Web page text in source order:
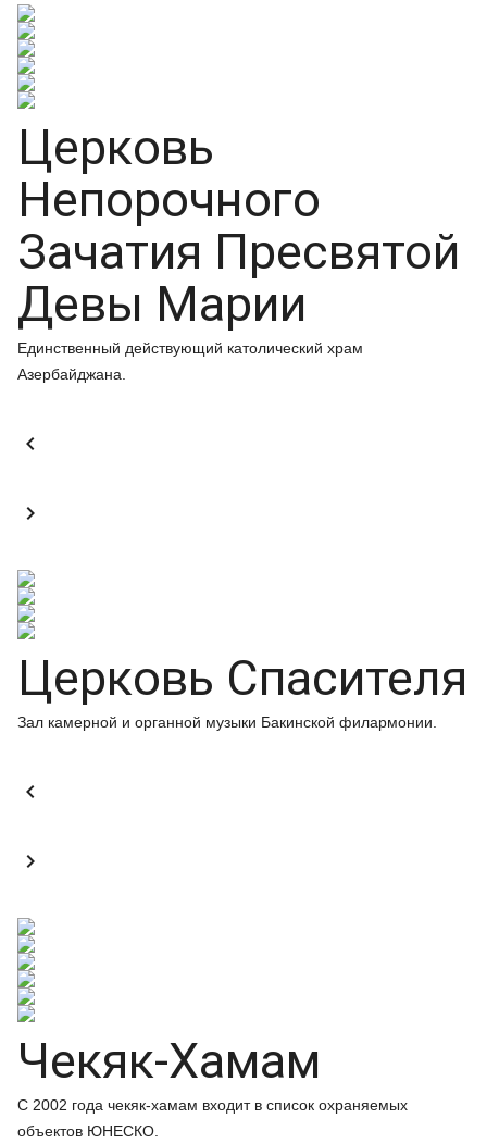
Церковь
Непорочного
Зачатия Пресвятой
Девы Марии
Единственный действующий католический храм
Азербайджана.


Церковь Спасителя
Зал камерной и органной музыки Бакинской филармонии.


Чекяк-Хамам
С 2002 года чекяк-хамам входит в список охраняемых
объектов ЮНЕСКО.